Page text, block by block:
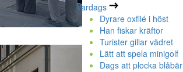
Vardags
Dyrare oxfilé i höst
Han fiskar kräftor
Turister gillar vädret
Lätt att spela minigolf
Dags att plocka blåbär